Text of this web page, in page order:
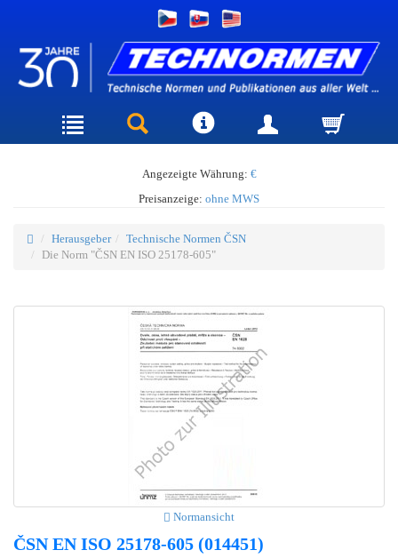
Angezeigte Währung: €
Preisanzeige: ohne MWS
Herausgeber
Technische Normen ČSN
Die Norm "ČSN EN ISO 25178-605"
Normansicht
ČSN EN ISO 25178-605 (014451)